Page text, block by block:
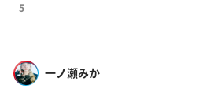
5
一ノ瀬みか